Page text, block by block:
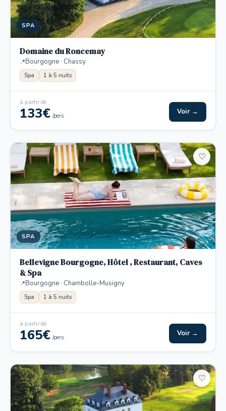
SPA
Domaine du Roncemay
Bourgogne · Chassy
Spa 1 à 5 nuits
à partir de
133€ /pers. Voir →
SPA
♡
Bellevigne Bourgogne, Hôtel , Restaurant, Caves
& Spa
Bourgogne · Chambolle-Musigny
Spa 1 à 5 nuits
à partir de
165€ /pers. Voir →
♡